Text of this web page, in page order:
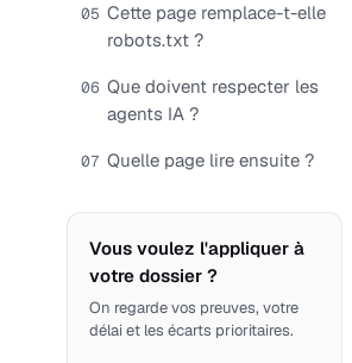
05 Cette page remplace-t-elle
robots.txt ?
06 Que doivent respecter les
agents IA ?
07 Quelle page lire ensuite ?
Vous voulez l'appliquer à
votre dossier ?
On regarde vos preuves, votre
délai et les écarts prioritaires.